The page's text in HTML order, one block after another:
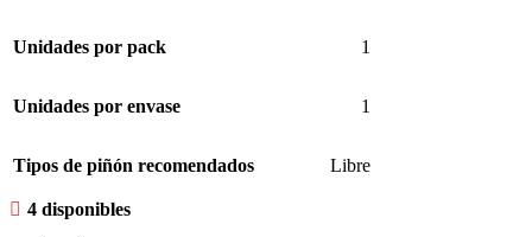
Unidades por pack 1
Unidades por envase 1
Tipos de piñón recomendados Libre
4 disponibles